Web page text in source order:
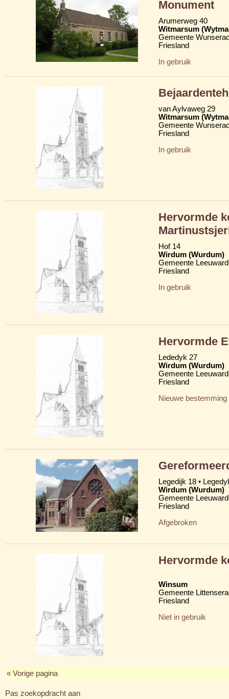
Monument
Arumerweg 40
Witmarsum
Gemeente
Friesland
In gebruik
van Aylvaweg 29
Witmarsum
Gemeente
Friesland
In gebruik
Hervormde
Hof 14
Wirdum (Wurdum)
Gemeente
Friesland
In gebruik
Hervormde
Lededyk 27
Wirdum (Wurdum)
Gemeente
Friesland
Nieuwe bestemming
Legedijk 18 •
Wirdum (Wurdum)
Gemeente
Friesland
Afgebroken
Hervormde
Winsum
Gemeente
Friesland
Niet in gebruik
« Vorige pagina
Pas zoekopdracht aan